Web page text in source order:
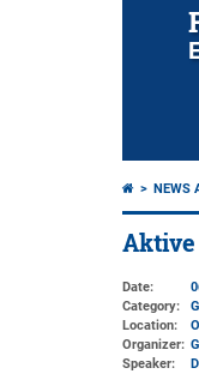
NEWS
Aktive
Date:
Category:
Location:
Organizer:
Speaker: